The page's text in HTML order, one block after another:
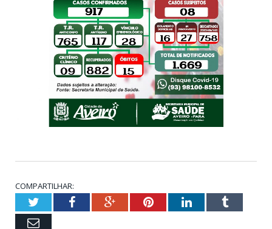
COMPARTILHAR:
TwitterFacebookGoogle+PinterestLinkedInTumblr
Email